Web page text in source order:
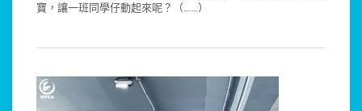
寶，讓一班同學仔動起來呢？（……）